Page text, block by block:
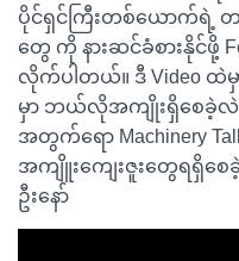
ပိုင်ရှင်ကြီးတစ်ယောက်ရဲ့
တွေ ကို နားဆင်ခံစားနိုင်ဖို့
လိုက်ပါတယ်။ ဒီ Video ထဲ
မှာ ဘယ်လိုအကျိုးရှိစေခဲ့
အတွက်ရော Machinery
အကျိူးကျေးဇူးတွေရရှိစေ
ဦးနော်